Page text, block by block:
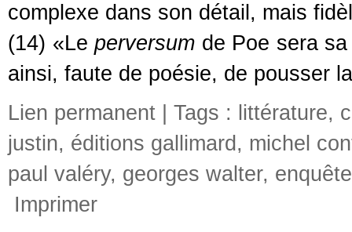
complexe dans son détail, mais
(14) «Leperversum de Poe sera
ainsi, faute de poésie, de pousser
Lien permanent | Tags : littérature,
justin, éditions gallimard , michel
paul valéry, georges walter,
Imprimer